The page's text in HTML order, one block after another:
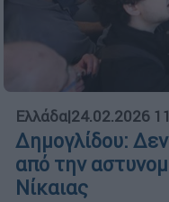
Ελλάδα|24.02.2026
Δημογλίδου:
από την
Νίκαιας